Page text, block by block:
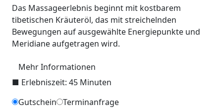
Das Massageerlebnis beginnt mit kostbarem
tibetischen Kräuteröl, das mit streichelnden
Bewegungen auf ausgewählte Energiepunkte und
Meridiane aufgetragen wird.
Mehr Informationen
■ Erlebniszeit: 45 Minuten
Gutschein
Terminanfrage